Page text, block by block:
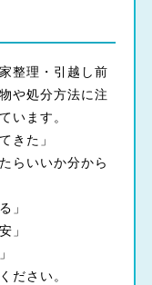
整理・引越し前
や処分方法に注
います。
きた」
らいいか分から
」
」
ださい。